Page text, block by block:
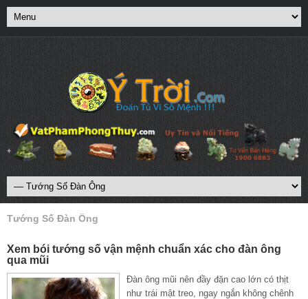
Tướng Số Đàn Ông
Xem bói tướng số vận mệnh chuẩn xác cho đàn ông
qua mũi
Đàn ông mũi nên đầy đặn cao lớn có thịt
như trái mật treo, ngay ngắn không chênh